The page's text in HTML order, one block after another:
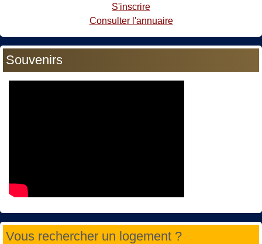
S'inscrire
Consulter l'annuaire
Souvenirs
Vous rechercher un logement ?